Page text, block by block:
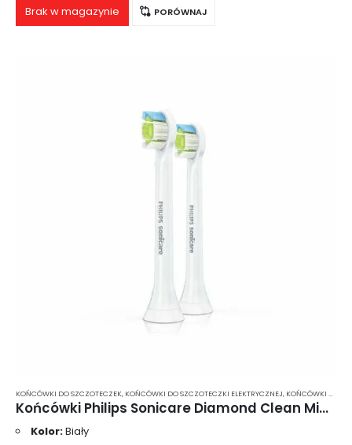
zębami (czyli…
Brak w magazynie PORÓWNAJ
KOŃCÓWKI DO SZCZOTECZEK, KOŃCÓWKI DO SZCZOTECZKI ELEKTRYCZNEJ, KOŃCÓWKI DO SZCZOTECZKI ELEKTRYCZNEJ PHILIPS SONICARE
Końcówki Philips Sonicare Diamond Clean Mini 2 szt. HX6072
Kolor:Biały